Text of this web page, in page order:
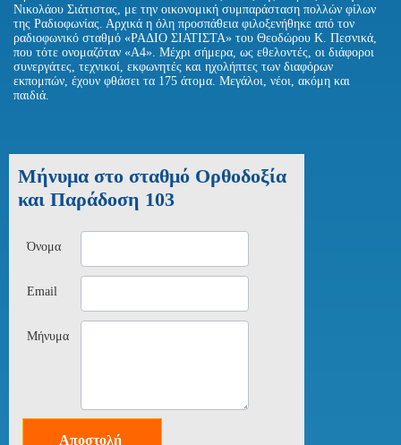
Νικολάου Σιάτιστας, με την οικονομική συμπαράσταση πολλών φίλων
της Ραδιοφωνίας. Αρχικά η όλη προσπάθεια φιλοξενήθηκε από τον
ραδιοφωνικό σταθμό «ΡΑΔΙΟ ΣΙΑΤΙΣΤΑ» του Θεοδώρου Κ. Πεσνικά,
που τότε ονομαζόταν «Α4». Μέχρι σήμερα, ως εθελοντές, οι διάφοροι
συνεργάτες, τεχνικοί, εκφωνητές και ηχολήπτες των διαφόρων
εκπομπών, έχουν φθάσει τα 175 άτομα. Μεγάλοι, νέοι, ακόμη και
παιδιά.
Μήνυμα στο σταθμό Ορθοδοξία
και Παράδοση 103
Όνομα
Email
Μήνυμα
Αποστολή